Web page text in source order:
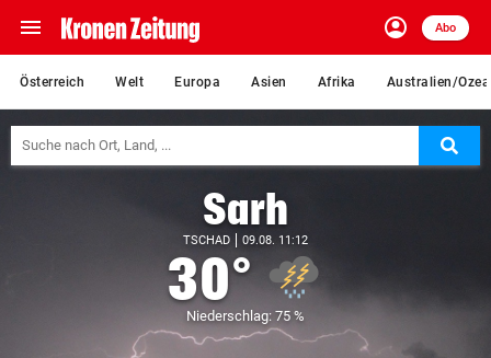
menu Navigation
ein-/ausklappen
account_circle
Anmelden
Abo
Österreich Welt Europa Asien Afrika Australien/
close Schließen
Abonnieren
account_circle Anmelden
arrow_right
Sarh
TSCHAD 09.08. 11:12
30°
Niederschlag: 75 %